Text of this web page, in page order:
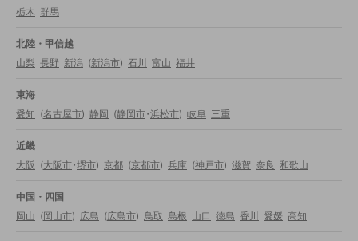
栃木 群馬
北陸・甲信越
山梨 長野 新潟 (新潟市) 石川 富山 福井
東海
愛知 (名古屋市) 静岡 (静岡市・浜松市) 岐阜 三重
近畿
大阪 (大阪市・堺市) 京都 (京都市) 兵庫 (神戸市) 滋賀 奈良 和歌山
中国・四国
岡山 (岡山市) 広島 (広島市) 鳥取 島根 山口 徳島 香川 愛媛 高知